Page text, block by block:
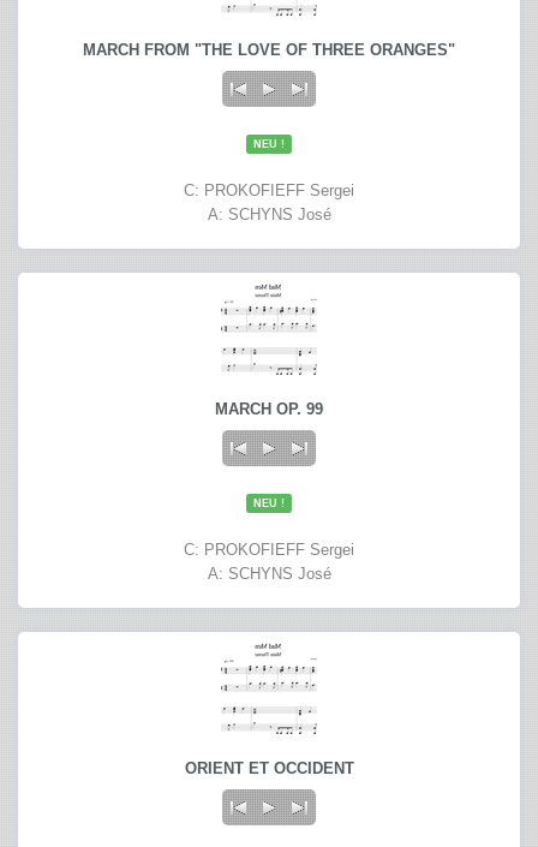
MARCH FROM "THE LOVE OF THREE ORANGES"
NEU !
C: PROKOFIEFF Sergei
A: SCHYNS José
MARCH OP. 99
NEU !
C: PROKOFIEFF Sergei
A: SCHYNS José
ORIENT ET OCCIDENT